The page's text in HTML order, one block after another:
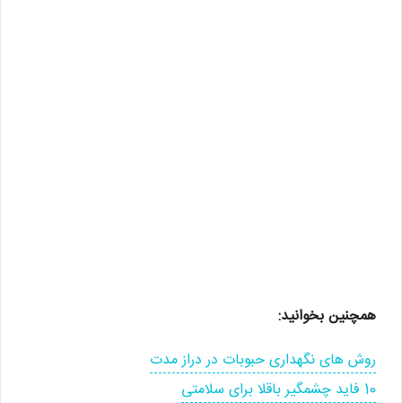
همچنین بخوانید:
روش های نگهداری حبوبات در دراز مدت
10 فاید چشمگیر باقلا برای سلامتی